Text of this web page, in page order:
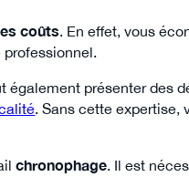
coûts. En effet, vous
professionnel.
présenter des
. Sans cette expertise,
chronophage. Il est